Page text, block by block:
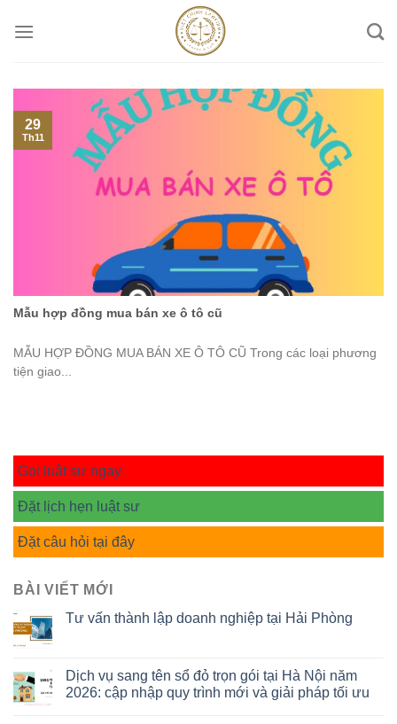
Mẫu hợp đồng mua bán xe ô tô cũ
MẪU HỢP ĐỒNG MUA BÁN XE Ô TÔ CŨ Trong các loại phương
tiện giao...
29
Th11
Gọi luật sư ngay
Đặt lịch hẹn luật sư
Đặt câu hỏi tại đây
BÀI VIẾT MỚI
Tư vấn thành lập doanh nghiệp tại Hải Phòng
Dịch vụ sang tên sổ đỏ trọn gói tại Hà Nội năm
2026: cập nhập quy trình mới và giải pháp tối ưu